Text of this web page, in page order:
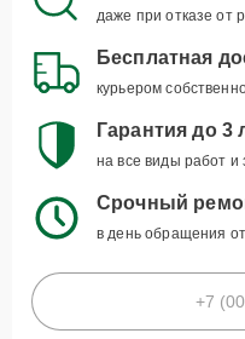
даже при отказе от
Бесплатная
курьером
Гарантия до 3
на все виды работ и
Срочный
в день обращения